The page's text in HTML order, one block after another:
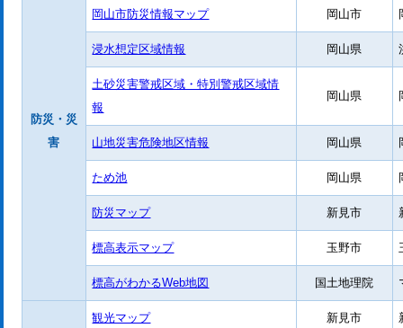
防災・災
害
岡山市防災情報マップ 岡山市
浸水想定区域情報 岡山県
土砂災害警戒区域・特別警戒区域情
報
岡山県
山地災害危険地区情報 岡山県
ため池 岡山県
防災マップ 新見市
標高表示マップ 玉野市
標高がわかるWeb地図 国土地理院
観光マップ 新見市